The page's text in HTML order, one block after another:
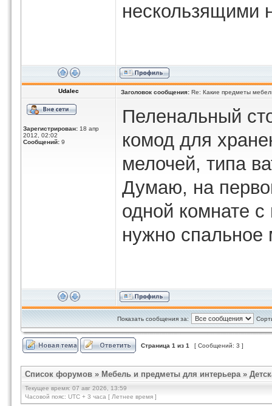
нескользящими
Udalec Заголовок сообщения: Re: Какие предметы
Зарегистрирован: 18 апр
2012, 02:02
Сообщений: 9
Пеленальный
комод для
мелочей, типа
Думаю, на
одной комнате
нужно спальное
Показать сообщения за:
Страница 1 из 1 [ Сообщений: 3 ]
Список форумов » Мебель и предметы для интерьера»
Текущее время: 07 авг 2026, 13:59
Часовой пояс: UTC + 3 часа [ Летнее время ]